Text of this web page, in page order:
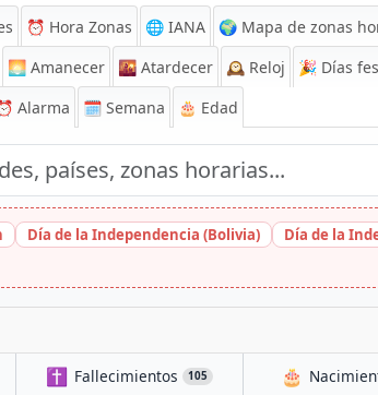
⏰ Hora Zonas 🌐 IANA 🌍 Mapa de zonas
🌅 Amanecer 🌇 Atardecer 🕰️ Reloj 🎉 Días
Alarma 🗓️ Semana 🎂 Edad
Día de la Independencia (Bolivia)
Día de la
✝️ Fallecimientos 105 🎂